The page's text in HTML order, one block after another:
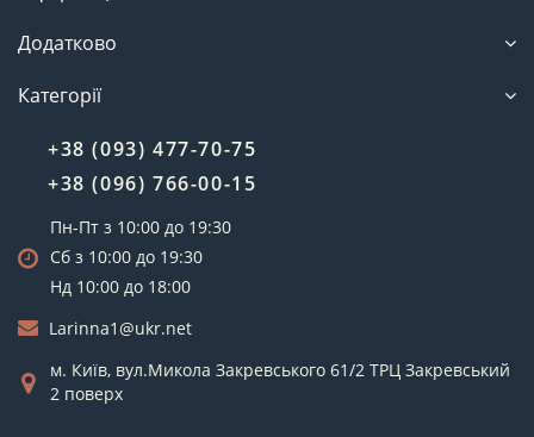
Додатково
Категорії
+38 (093) 477-70-75
+38 (096) 766-00-15
Пн-Пт з 10:00 до 19:30
Сб з 10:00 до 19:30
Нд 10:00 до 18:00
Larinna1@ukr.net
м. Київ, вул.Микола Закревського 61/2 ТРЦ Закревський
2 поверх